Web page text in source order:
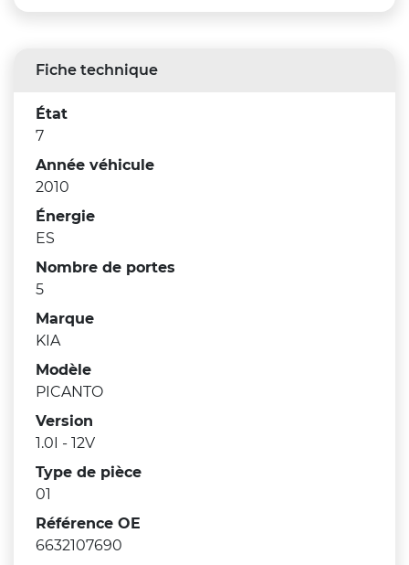
Fiche technique
État
7
Année véhicule
2010
Énergie
ES
Nombre de portes
5
Marque
KIA
Modèle
PICANTO
Version
1.0I - 12V
Type de pièce
01
Référence OE
6632107690